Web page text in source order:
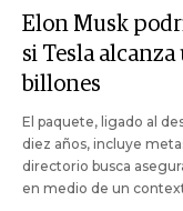
Elon Musk
si Tesla
billones
El paquete, ligado al
diez años, incluye
directorio busca
en medio de un